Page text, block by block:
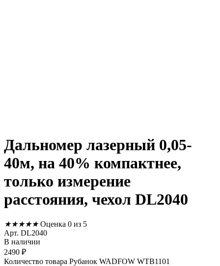
Дальномер лазерный 0,05-
40м, на 40% компактнее,
только измерение
расстояния, чехол DL2040
★★★★★ Оценка 0 из 5
Арт. DL2040
В наличии
2490 ₽
Количество товара Рубанок WADFOW WTB1101